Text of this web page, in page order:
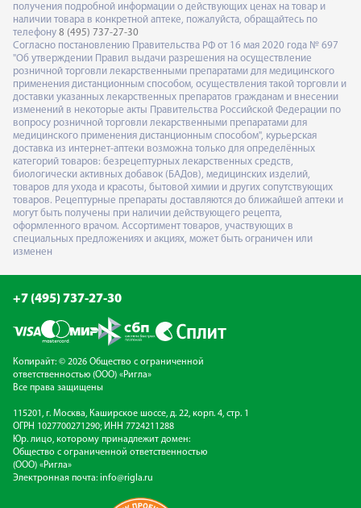
получения подробной информации о действующих ценах на товар и
наличии товара в конкретной аптеке, пожалуйста, обращайтесь по
телефону 8 (495) 737-27-30
Согласно постановлению Правительства РФ от 16 мая 2020 года № 697
"Об утверждении Правил выдачи разрешения на осуществление
розничной торговли лекарственными препаратами для медицинского
применения дистанционным способом, осуществления такой торговли и
доставки указанных лекарственных препаратов гражданам и внесении
изменений в некоторые акты Правительства Российской Федерации по
вопросу розничной торговли лекарственными препаратами для
медицинского применения дистанционным способом", курьерская
доставка из интернет-аптеки возможна только для определённых
категорий товаров: безрецептурных лекарственных средств,
биологически активных добавок (БАДов), медицинских изделий,
товаров для ухода и красоты, бытовой химии и других сопутствующих
товаров. Рецептурные препараты доставляются до ближайшей аптеки и
могут быть получены при наличии действующего рецепта,
оформленного врачом. Ассортимент товаров, участвующих в
специальных предложениях и акциях, может быть ограничен или
изменен
+7 (495) 737-27-30
Копирайт: © 2026 Общество с ограниченной
ответственностью (ООО) «Ригла»
Все права защищены
115201, г. Москва, Каширское шоссе, д. 22, корп. 4, стр. 1
ОГРН 1027700271290; ИНН 7724211288
Юр. лицо, которому принадлежит домен:
Общество с ограниченной ответственностью
(ООО) «Ригла»
Электронная почта: info@rigla.ru